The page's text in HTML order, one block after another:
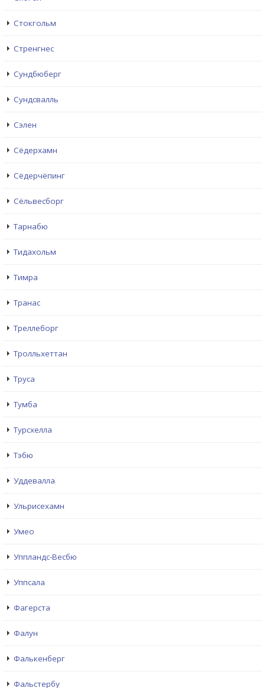
Стокгольм
Стренгнес
Сундбюберг
Сундсвалль
Сэлен
Сёдерхамн
Сёдерчёпинг
Сёльвесборг
Тарнабю
Тидахольм
Тимра
Транас
Треллеборг
Тролльхеттан
Труса
Тумба
Турсхелла
Тэбю
Уддевалла
Ульрисехамн
Умео
Уппландс-Весбю
Уппсала
Фагерста
Фалун
Фалькенберг
Фальстербу